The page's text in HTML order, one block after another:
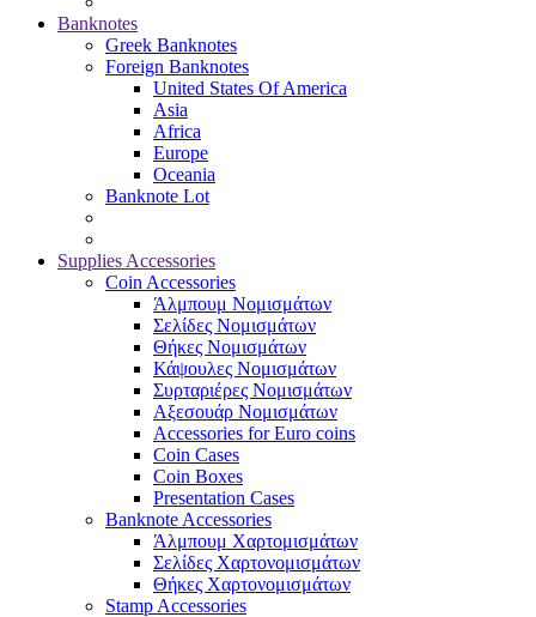
Banknotes
Greek Banknotes
Foreign Banknotes
United States Of America
Asia
Africa
Europe
Oceania
Banknote Lot
Supplies Accessories
Coin Accessories
Άλμπουμ Νομισμάτων
Σελίδες Νομισμάτων
Θήκες Νομισμάτων
Κάψουλες Νομισμάτων
Συρταριέρες Νομισμάτων
Αξεσουάρ Νομισμάτων
Accessories for Euro coins
Coin Cases
Coin Boxes
Presentation Cases
Banknote Accessories
Άλμπουμ Χαρτομισμάτων
Σελίδες Χαρτονομισμάτων
Θήκες Χαρτονομισμάτων
Stamp Accessories